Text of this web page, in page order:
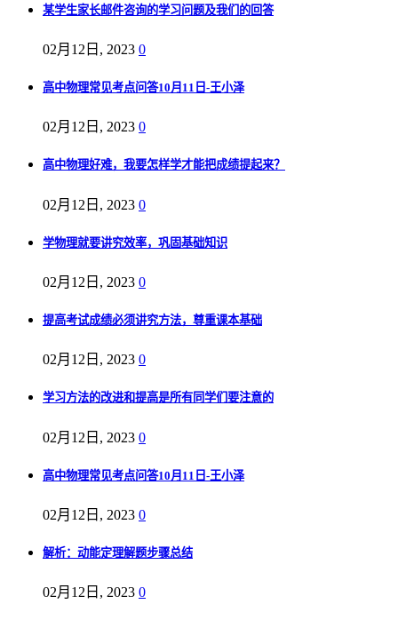
某学生家长邮件咨询的学习问题及我们的回答
02月12日, 2023 0
高中物理常见考点问答10月11日-王小泽
02月12日, 2023 0
高中物理好难，我要怎样学才能把成绩提起来？
02月12日, 2023 0
学物理就要讲究效率，巩固基础知识
02月12日, 2023 0
提高考试成绩必须讲究方法，尊重课本基础
02月12日, 2023 0
学习方法的改进和提高是所有同学们要注意的
02月12日, 2023 0
高中物理常见考点问答10月11日-王小泽
02月12日, 2023 0
解析：动能定理解题步骤总结
02月12日, 2023 0